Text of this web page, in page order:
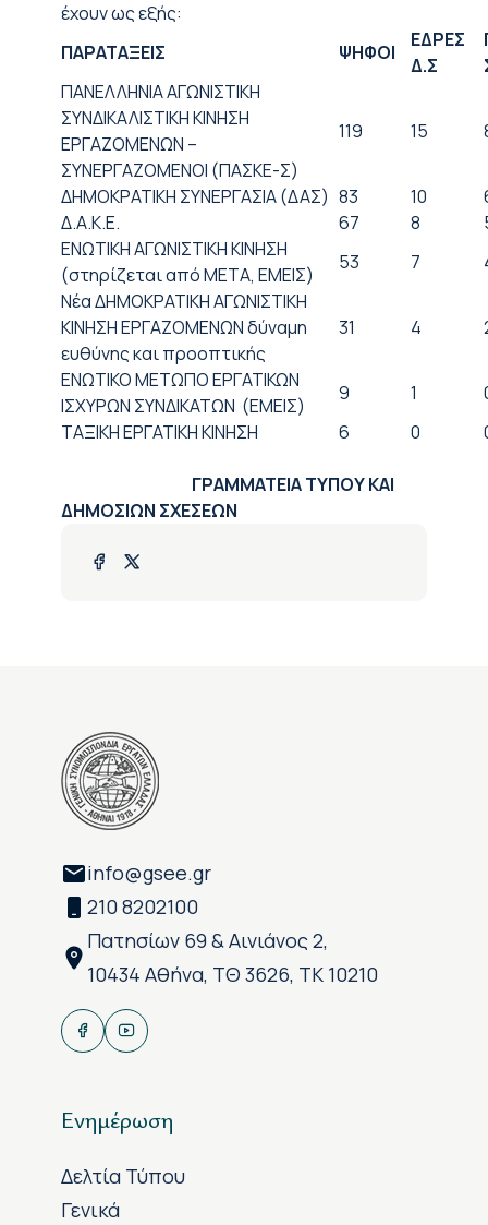
έχουν ως εξής:
ΠΑΡΑΤΑΞΕΙΣ
ΨΗΦΟΙ
ΕΔΡΕΣ
Δ.Σ
ΠΑΝΕΛΛΗΝΙΑ ΑΓΩΝΙΣΤΙΚΗ
ΣΥΝΔΙΚΑΛΙΣΤΙΚΗ ΚΙΝΗΣΗ
ΕΡΓΑΖΟΜΕΝΩΝ –
ΣΥΝΕΡΓΑΖΟΜΕΝΟΙ (ΠΑΣΚΕ-Σ)
119 15
ΔΗΜΟΚΡΑΤΙΚΗ ΣΥΝΕΡΓΑΣΙΑ (ΔΑΣ) 83 10
Δ.Α.Κ.Ε.
67 8
ΕΝΩΤΙΚΗ ΑΓΩΝΙΣΤΙΚΗ ΚΙΝΗΣΗ
(στηρίζεται από ΜΕΤΑ, ΕΜΕΙΣ)
53 7
Νέα ΔΗΜΟΚΡΑΤΙΚΗ ΑΓΩΝΙΣΤΙΚΗ
ΚΙΝΗΣΗ ΕΡΓΑΖΟΜΕΝΩΝ δύναμη
ευθύνης και προοπτικής
31 4
ΕΝΩΤΙΚΟ ΜΕΤΩΠΟ ΕΡΓΑΤΙΚΩΝ
ΙΣΧΥΡΩΝ ΣΥΝΔΙΚΑΤΩΝ (ΕΜΕΙΣ)
9 1
ΤΑΞΙΚΗ ΕΡΓΑΤΙΚΗ ΚΙΝΗΣΗ
6 0
ΓΡΑΜΜΑΤΕΙΑ ΤΥΠΟΥ ΚΑΙ
ΔΗΜΟΣΙΩΝ ΣΧΕΣΕΩΝ
info@gsee.gr
210 8202100
Πατησίων 69 & Αινιάνος 2,
10434 Αθήνα, ΤΘ 3626, ΤΚ 10210
Ενημέρωση
Δελτία Τύπου
Γενικά